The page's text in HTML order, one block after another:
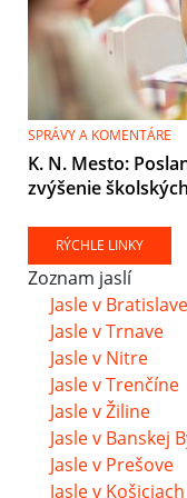
SPRÁVY A KOMENTÁRE
K. N. Mesto:
zvýšenie
RÝCHLE LINKY
Zoznam jaslí
Jasle v Bratislave
Jasle v Trnave
Jasle v Nitre
Jasle v Trenčíne
Jasle v Žiline
Jasle v Banskej
Jasle v Prešove
Jasle v Košiciach